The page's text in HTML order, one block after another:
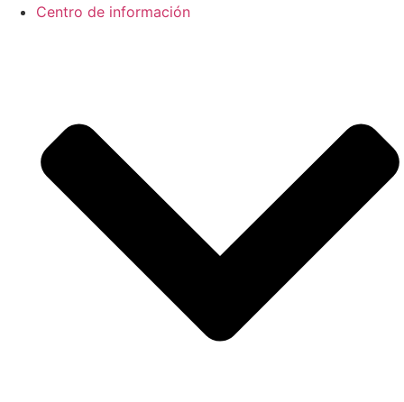
Centro de información